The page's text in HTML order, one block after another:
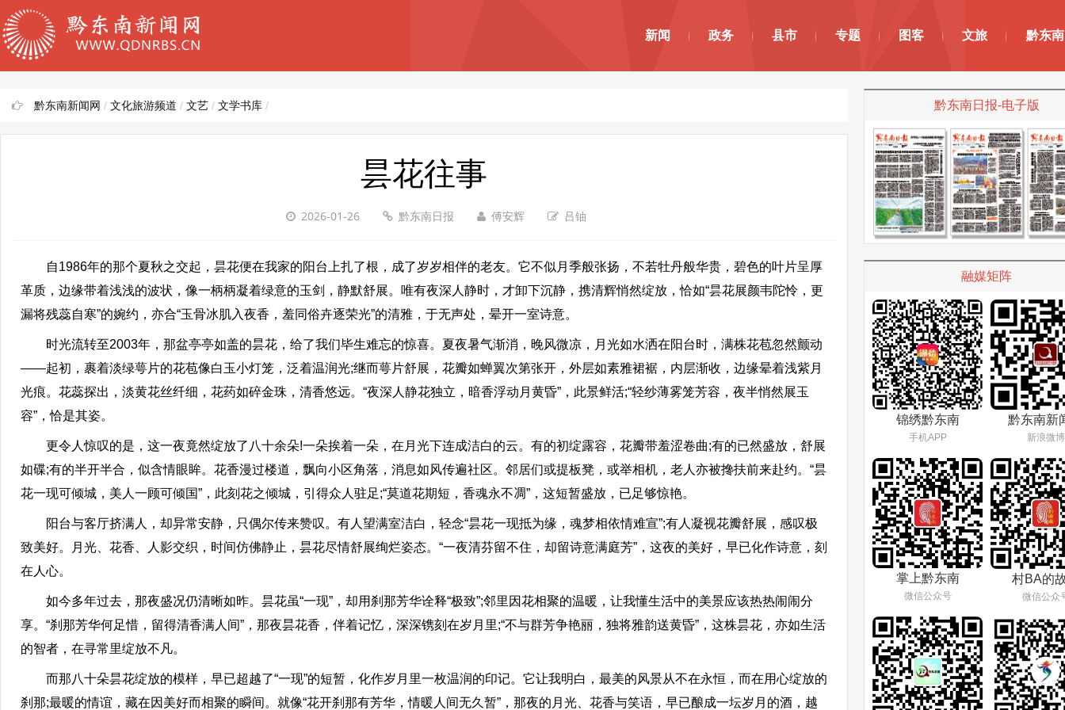
新闻 政务 县市 专题 图客 文旅 黔东
黔东南新闻网 / 文化旅游频道 / 文艺 / 文学书库 /
昙花往事
2026-01-26 黔东南日报 傅安辉 吕铀
自1986年的那个夏秋之交起，昙花便在我家的阳台上扎了根，成了岁岁相伴的老友。它不似月季般张扬，不若牡丹般华贵，碧色的叶片呈厚
革质，边缘带着浅浅的波状，像一柄柄凝着绿意的玉剑，静默舒展。唯有夜深人静时，才卸下沉静，携清辉悄然绽放，恰如“昙花展颜韦陀怜，更
漏将残蕊自寒”的婉约，亦合“玉骨冰肌入夜香，羞同俗卉逐荣光”的清雅，于无声处，晕开一室诗意。
时光流转至2003年，那盆亭亭如盖的昙花，给了我们毕生难忘的惊喜。夏夜暑气渐消，晚风微凉，月光如水洒在阳台时，满株花苞忽然颤动
——起初，裹着淡绿萼片的花苞像白玉小灯笼，泛着温润光;继而萼片舒展，花瓣如蝉翼次第张开，外层如素雅裙裾，内层渐收，边缘晕着浅紫月
光痕。花蕊探出，淡黄花丝纤细，花药如碎金珠，清香悠远。“夜深人静花独立，暗香浮动月黄昏”，此景鲜活;“轻纱薄雾笼芳容，夜半悄然展玉
容”，恰是其姿。
更令人惊叹的是，这一夜竟然绽放了八十余朵!一朵挨着一朵，在月光下连成洁白的云。有的初绽露容，花瓣带羞涩卷曲;有的已然盛放，舒展
如碟;有的半开半合，似含情眼眸。花香漫过楼道，飘向小区角落，消息如风传遍社区。邻居们或提板凳，或举相机，老人亦被搀扶前来赴约。“昙
花一现可倾城，美人一顾可倾国”，此刻花之倾城，引得众人驻足;“莫道花期短，香魂永不凋”，这短暂盛放，已足够惊艳。
阳台与客厅挤满人，却异常安静，只偶尔传来赞叹。有人望满室洁白，轻念“昙花一现抵为缘，魂梦相依情难宣”;有人凝视花瓣舒展，感叹极
致美好。月光、花香、人影交织，时间仿佛静止，昙花尽情舒展绚烂姿态。“一夜清芬留不住，却留诗意满庭芳”，这夜的美好，早已化作诗意，刻
在人心。
如今多年过去，那夜盛况仍清晰如昨。昙花虽“一现”，却用刹那芳华诠释“极致”;邻里因花相聚的温暖，让我懂生活中的美景应该热热闹闹分
享。“刹那芳华何足惜，留得清香满人间”，那夜昙花香，伴着记忆，深深镌刻在岁月里;“不与群芳争艳丽，独将雅韵送黄昏”，这株昙花，亦如生活
的智者，在寻常里绽放不凡。
而那八十朵昙花绽放的模样，早已超越了“一现”的短暂，化作岁月里一枚温润的印记。它让我明白，最美的风景从不在永恒，而在用心绽放的
刹那;最暖的情谊，藏在因美好而相聚的瞬间。就像“花开刹那有芳华，情暖人间无久暂”，那夜的月光、花香与笑语，早已酿成一坛岁月的酒，越
黔东南日报-电子版
融媒矩阵
锦绣黔东南
手机APP
黔东南新
新浪微博
掌上黔东南
微信公众号
村BA的
微信公众